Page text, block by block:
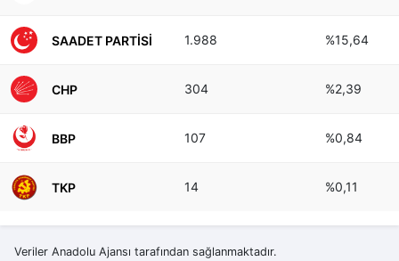
SAADET PARTISI 1.988 %15,64
CHP 304 %2,39
BBP 107 %0,84
TKP 14 %0,11
Veriler Anadolu Ajansı tarafından sağlanmaktadır.